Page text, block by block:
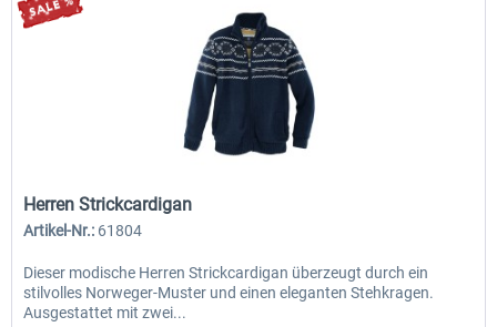
Herren Strickcardigan
Artikel-Nr.: 61804
Dieser modische Herren Strickcardigan überzeugt durch ein
stilvolles Norweger-Muster und einen eleganten Stehkragen.
Ausgestattet mit zwei...